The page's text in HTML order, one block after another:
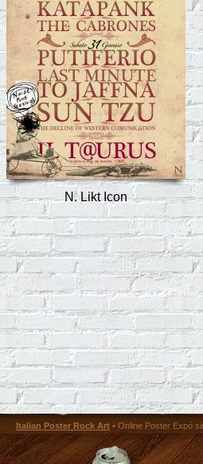
N. Likt Icon
Italian Poster Rock Art • Online Poster Expó